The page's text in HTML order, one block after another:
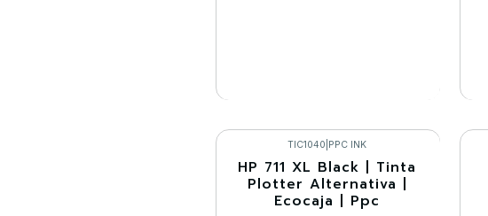
VER DETALLES
-15%
TIC1040 PPC INK
HP 711 XL Black | Tinta
Plotter Alternativa |
Ecocaja | Ppc